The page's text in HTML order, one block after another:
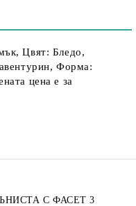
Цвят: Бледо,
Форма:
цена е за
С ФАСЕТ 3